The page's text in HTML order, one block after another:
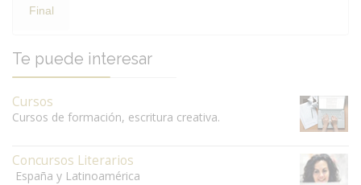
Final
Te puede interesar
Cursos
Cursos de formación, escritura creativa.
Concursos Literarios
España y Latinoamérica